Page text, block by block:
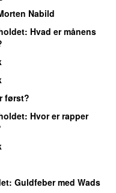
Nabild
: Hvad er månens
først?
: Hvor er rapper
: Guldfeber med Wads